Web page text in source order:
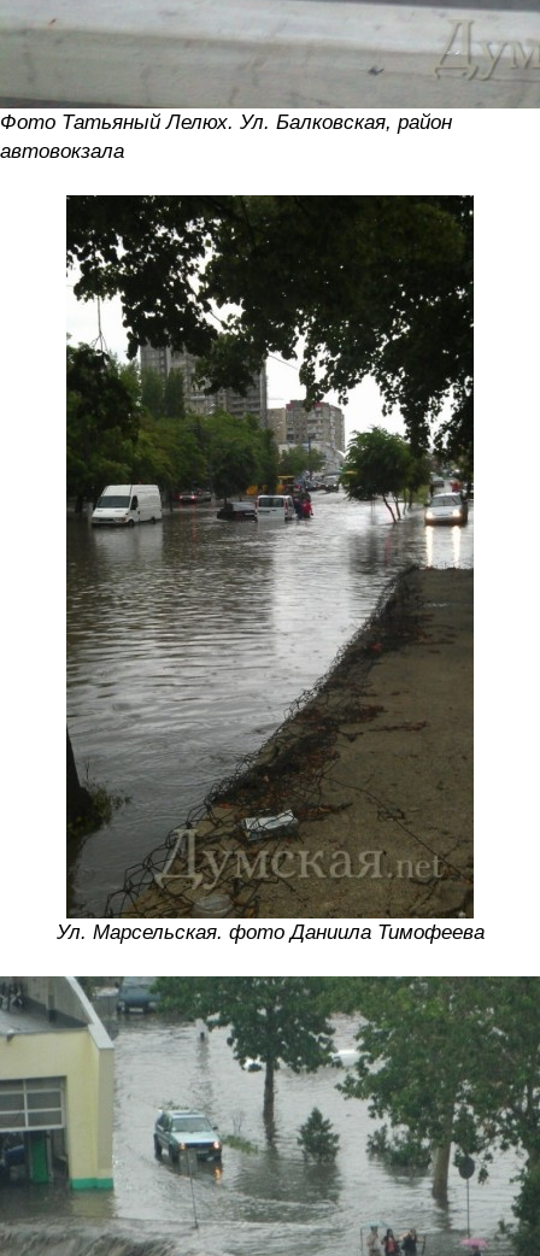
Фото Татьяный Лелюх. Ул. Балковская, район
автовокзала
Ул. Марсельская. фото Даниила Тимофеева